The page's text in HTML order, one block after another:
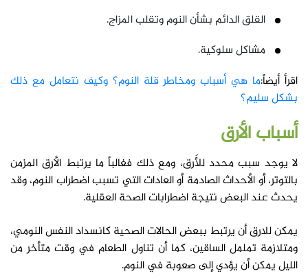
القلق الدائم بشأن النوم وتقلب المزاج.
مشاكل سلوكية.
اقرأ أيضاً:ما هي أسباب ومخاطر قلة النوم؟ وكيف نتعامل مع ذلك
بشكل سليم؟
أسبابالأرق
لا يوجد سبب محدد للأَرق، ومع ذلك فغالباً ما يرتبط الأرق المزمن
بالتوتر، أو الأحداث الصادمة أو العادات التي تسبب اضطراب النوم، وقد
يحدث عند البعض نتيجة اضطرابات الصحة العقلية.
يمكن للارق أن يرتبط ببعض الحالات الصحية كانسداد النفس النومي،
ومتلازمة تململ الساقين، كما أن تناول الطعام في وقت متأخر من
الليل يمكن أن يؤدي إلى صعوبة في النوم.